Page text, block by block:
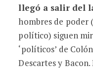
llegó a salir del
hombres de poder
político) siguen
‘políticos’ de
Descartes y